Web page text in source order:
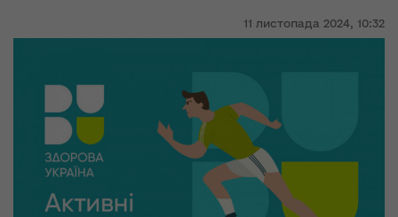
11 листопада 2024, 10:32